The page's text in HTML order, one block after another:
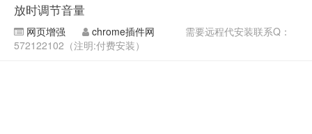
放时调节音量
网页增强 chrome插件网
需要远程代安装联系Q：
572122102（注明:付费安装）